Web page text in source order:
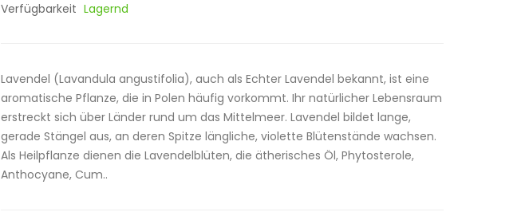
Verfügbarkeit Lagernd
Lavendel (Lavandula angustifolia), auch als Echter Lavendel bekannt, ist eine
aromatische Pflanze, die in Polen häufig vorkommt. Ihr natürlicher Lebensraum
erstreckt sich über Länder rund um das Mittelmeer. Lavendel bildet lange,
gerade Stängel aus, an deren Spitze längliche, violette Blütenstände wachsen.
Als Heilpflanze dienen die Lavendelblüten, die ätherisches Öl, Phytosterole,
Anthocyane, Cum..